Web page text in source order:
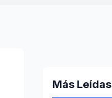
Más Leídas